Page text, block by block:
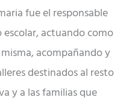
fue el responsable
actuando como
acompañando y
destinados al resto
y a las familias que